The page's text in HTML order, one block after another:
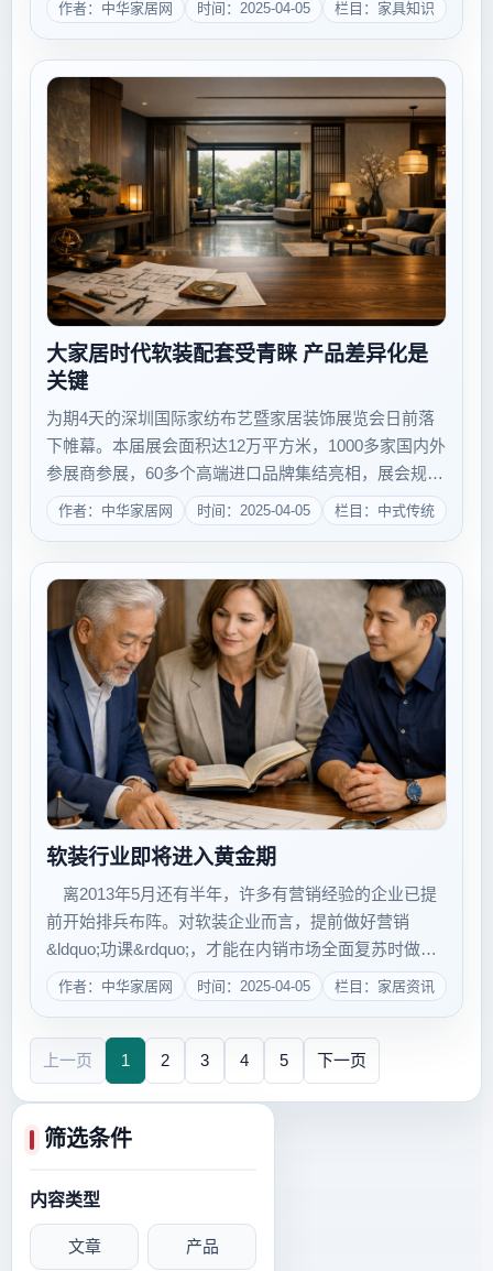
筛选条件
内容类型
文章 产品
临，家装公司是否会改变&ldquo;硬装&rdquo;基因，整
作者：中华家居网 时间：2025-04-05 栏目：家具知识
大家居时代软装配套受青睐 产品差异化是
关键
为期4天的深圳国际家纺布艺暨家居装饰展览会日前落
下帷幕。本届展会面积达12万平方米，1000多家国内外
参展商参展，60多个高端进口品牌集结亮相，展会规模
再创行业历史之最。业内人士表示，大家居整体软装潮
流依然是大势所趋，消费者日趋增长的刚性需求将抵消
作者：中华家居网 时间：2025-04-05 栏目：中式传统
软装行业即将进入黄金期
离2013年5月还有半年，许多有营销经验的企业已提
前开始排兵布阵。对软装企业而言，提前做好营销
&ldquo;功课&rdquo;，才能在内销市场全面复苏时做到
游刃有余，进而在未来10年驶上企业发展的快车
道。 一年前，亚太传媒根据900多名一线员工提供
作者：中华家居网 时间：2025-04-05 栏目：家居资讯
上一页 1 2 3 4 5 下一页